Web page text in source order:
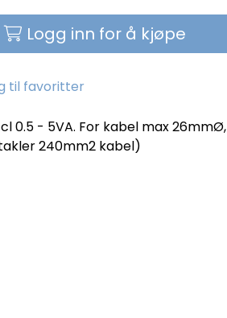
Logg inn for å kjøpe
til favoritter
0.5 - 5VA. For kabel max 26mmØ,
240mm2 kabel)